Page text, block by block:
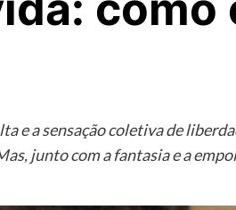
e a sensação coletiva de
junto com a fantasia e a